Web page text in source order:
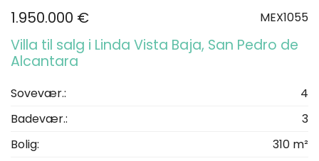
1.950.000 € MEX1055
Villa til salg i Linda Vista Baja, San Pedro de
Alcantara
Sovevær.:
4
Badevær.:
3
Bolig:
310 m²